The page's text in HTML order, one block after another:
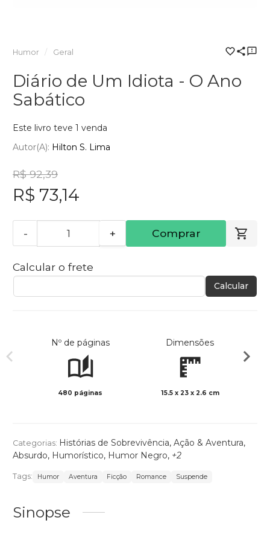
Humor Geral
Diário de Um Idiota - O Ano
Sabático
Este livro teve 1 venda
Autor(a): Hilton S. Lima
R$ 92,39
R$ 73,14
- + Comprar
Calcular o frete
Calcular
Nº de páginas
480 páginas
Dimensões
15.5 x 23 x 2.6 cm
Categorias: Histórias de Sobrevivência, Ação & Aventura,
Absurdo, Humorístico, Humor Negro, +2
Tags: Humor Aventura Ficção Romance Suspende
Sinopse